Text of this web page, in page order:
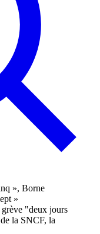
"deux jours
la SNCF, la